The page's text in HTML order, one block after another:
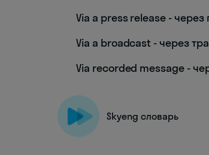
Via a press release -
Via a broadcast - через
Via recorded message -
Skyeng словарь